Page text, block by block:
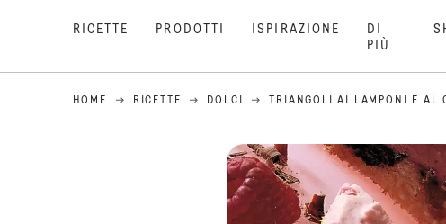
RICETTE PRODOTTI ISPIRAZIONE
DI
PIÙ
HOME RICETTE DOLCI TRIANGOLI AI LAMPONI E AL